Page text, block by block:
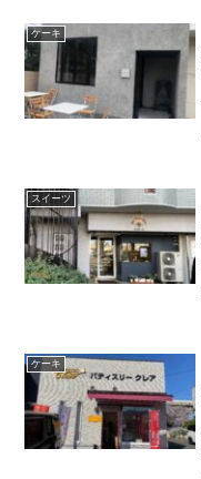
ケーキ
スイーツ
ケーキ